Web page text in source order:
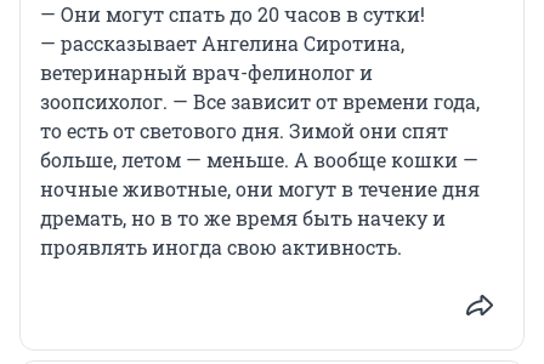
— Они могут спать до 20 часов в сутки!
— рассказывает Ангелина Сиротина,
ветеринарный врач-фелинолог и
зоопсихолог. — Все зависит от времени года,
то есть от светового дня. Зимой они спят
больше, летом — меньше. А вообще кошки —
ночные животные, они могут в течение дня
дремать, но в то же время быть начеку и
проявлять иногда свою активность.